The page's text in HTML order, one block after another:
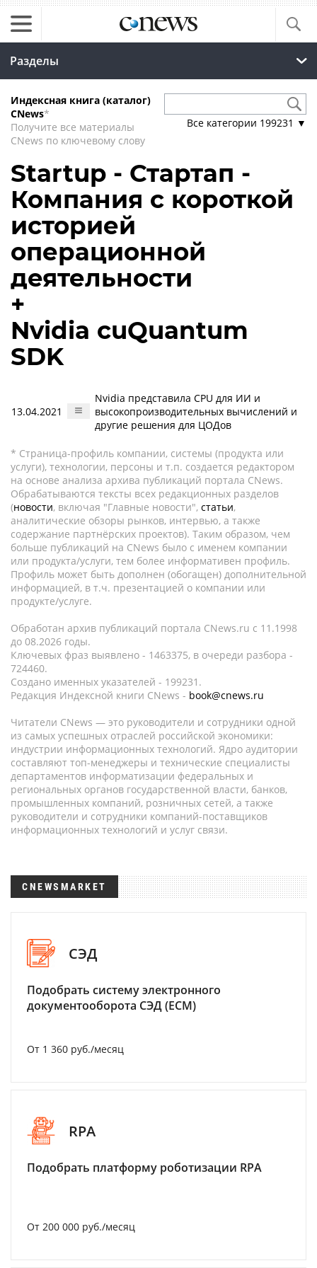
Разделы
Индексная книга (каталог)
CNews*
Получите все материалы
CNews по ключевому слову
Все категории 199231 ▼
Startup - Стартап -
Компания с короткой
историей
операционной
деятельности
+
Nvidia cuQuantum
SDK
13.04.2021
Nvidia представила CPU для ИИ и
высокопроизводительных вычислений и
другие решения для ЦОДов
* Страница-профиль компании, системы (продукта или
услуги), технологии, персоны и т.п. создается редактором
на основе анализа архива публикаций портала CNews.
Обрабатываются тексты всех редакционных разделов
(новости, включая "Главные новости", статьи,
аналитические обзоры рынков, интервью, а также
содержание партнёрских проектов). Таким образом, чем
больше публикаций на CNews было с именем компании
или продукта/услуги, тем более информативен профиль.
Профиль может быть дополнен (обогащен) дополнительной
информацией, в т.ч. презентацией о компании или
продукте/услуге.
Обработан архив публикаций портала CNews.ru c 11.1998
до 08.2026 годы.
Ключевых фраз выявлено - 1463375, в очереди разбора -
724460.
Создано именных указателей - 199231.
Редакция Индексной книги CNews - book@cnews.ru
Читатели CNews — это руководители и сотрудники одной
из самых успешных отраслей российской экономики:
индустрии информационных технологий. Ядро аудитории
составляют топ-менеджеры и технические специалисты
департаментов информатизации федеральных и
региональных органов государственной власти, банков,
промышленных компаний, розничных сетей, а также
руководители и сотрудники компаний-поставщиков
информационных технологий и услуг связи.
CNEWSMARKET
СЭД
Подобрать систему электронного
документооборота СЭД (ECM)
От 1 360 руб./месяц
RPA
Подобрать платформу роботизации RPA
От 200 000 руб./месяц